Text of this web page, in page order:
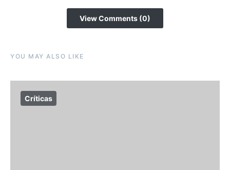
View Comments (0)
YOU MAY ALSO LIKE
Críticas